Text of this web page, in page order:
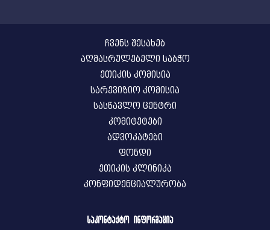
ჩვენს შესახებ
აღმასრულებელი საბჭო
ეთიკის კომისია
სარევიზიო კომისია
სასწავლო ცენტრი
კომიტეტები
ადვოკატები
ფონდი
ეთიკის კლინიკა
კონფიდენციალურობა
საკონტაქტო ინფორმაცია